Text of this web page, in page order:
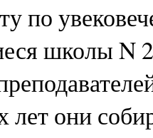
по
школы N
лет они